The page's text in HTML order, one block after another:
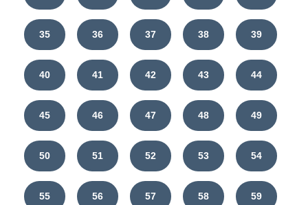
35 36 37 38 39
40 41 42 43 44
45 46 47 48 49
50 51 52 53 54
55 56 57 58 59